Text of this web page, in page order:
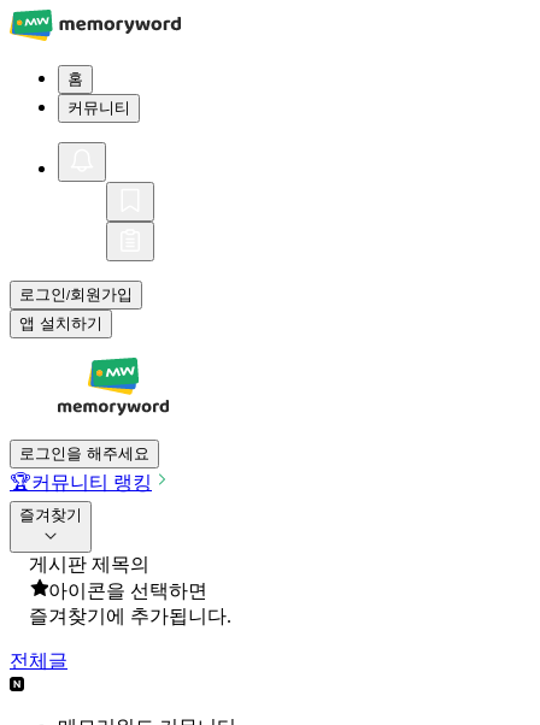
홈
커뮤니티
로그인/회원가입
앱 설치하기
로그인을 해주세요
🏆커뮤니티 랭킹
즐겨찾기
게시판 제목의
아이콘을 선택하면
즐겨찾기에 추가됩니다.
전체글